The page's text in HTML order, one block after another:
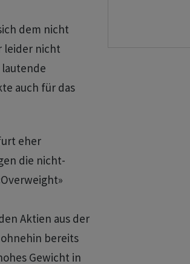
dem nicht
leider nicht
auch für das
eher
die nicht-
Aktien aus der
bereits
Gewicht in